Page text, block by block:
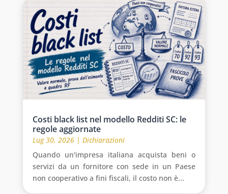
Costi black list nel modello Redditi SC: le
regole aggiornate
Lug 30, 2026| Dichiarazioni
Quando un'impresa italiana acquista beni o
servizi da un fornitore con sede in un Paese
non cooperativo a fini fiscali, il costo non è...